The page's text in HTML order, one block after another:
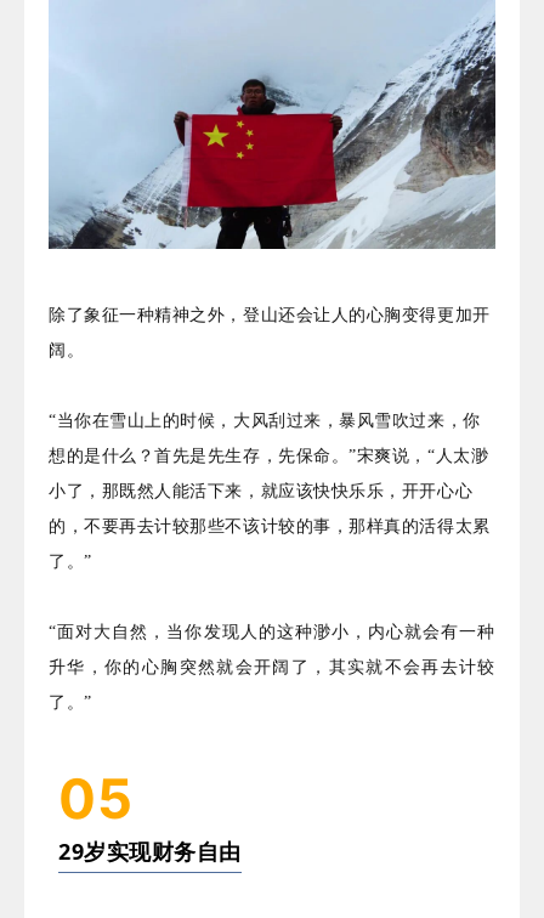
除了象征一种精神之外，登山还会让人的心胸变得更加开
阔。
“当你在雪山上的时候，大风刮过来，暴风雪吹过来，你
想的是什么？首先是先生存，先保命。”宋爽说，“人太渺
小了，那既然人能活下来，就应该快快乐乐，开开心心
的，不要再去计较那些不该计较的事，那样真的活得太累
了。”
“面对大自然，当你发现人的这种渺小，内心就会有一种
升华，你的心胸突然就会开阔了，其实就不会再去计较
了。”
05
29岁实现财务自由